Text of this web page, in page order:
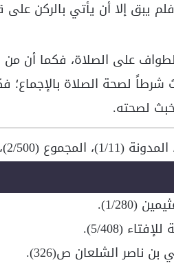
يبق إلا أن يأتي بالركن
على الصلاة، فكما أن
شرطاً لصحة الصلاة
لصحته.